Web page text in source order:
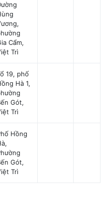
Cẩm,
Trì
19, phố
Hà 1,
Gót,
Trì
Hồng
Gót,
Trì